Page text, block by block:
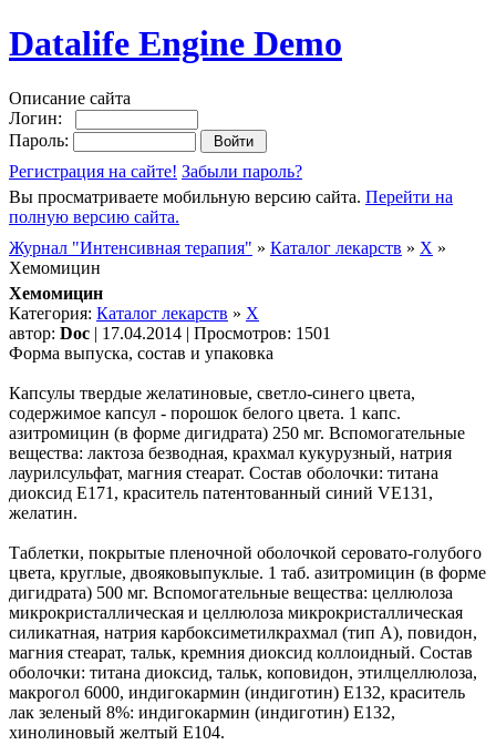
Datalife Engine Demo
Описание сайта
Логин:
Пароль:
Регистрация на сайте! Забыли пароль?
Вы просматриваете мобильную версию сайта. Перейти на
полную версию сайта.
Журнал "Интенсивная терапия" » Каталог лекарств » Х »
Хемомицин
Хемомицин
Категория: Каталог лекарств » Х
автор: Doc | 17.04.2014 | Просмотров: 1501
Форма выпуска, состав и упаковка
Капсулы твердые желатиновые, светло-синего цвета,
содержимое капсул - порошок белого цвета. 1 капс.
азитромицин (в форме дигидрата) 250 мг. Вспомогательные
вещества: лактоза безводная, крахмал кукурузный, натрия
лаурилсульфат, магния стеарат. Состав оболочки: титана
диоксид Е171, краситель патентованный синий VE131,
желатин.
Таблетки, покрытые пленочной оболочкой серовато-голубого
цвета, круглые, двояковыпуклые. 1 таб. азитромицин (в форме
дигидрата) 500 мг. Вспомогательные вещества: целлюлоза
микрокристаллическая и целлюлоза микрокристаллическая
силикатная, натрия карбоксиметилкрахмал (тип А), повидон,
магния стеарат, тальк, кремния диоксид коллоидный. Состав
оболочки: титана диоксид, тальк, коповидон, этилцеллюлоза,
макрогол 6000, индигокармин (индиготин) Е132, краситель
лак зеленый 8%: индигокармин (индиготин) Е132,
хинолиновый желтый Е104.